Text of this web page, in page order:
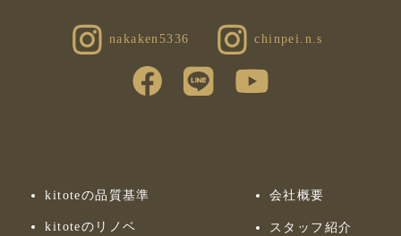
nakaken5336 chinpei.n.s
kitoteの品質基準
kitoteのリノベ
会社概要
スタッフ紹介